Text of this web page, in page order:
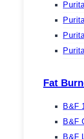
Fat
B&F
B&F
B&F